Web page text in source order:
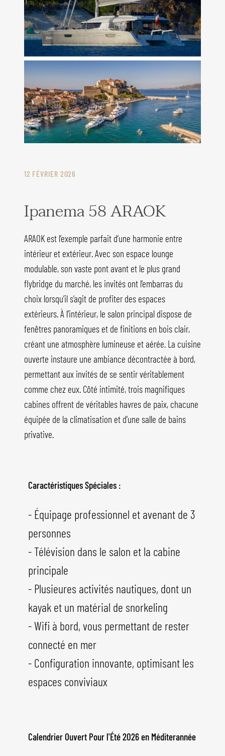
12 FÉVRIER 2026
Ipanema 58 ARAOK
ARAOK est l’exemple parfait d’une harmonie entre
intérieur et extérieur. Avec son espace lounge
modulable, son vaste pont avant et le plus grand
flybridge du marché, les invités ont l’embarras du
choix lorsqu’il s’agit de profiter des espaces
extérieurs. À l’intérieur, le salon principal dispose de
fenêtres panoramiques et de finitions en bois clair,
créant une atmosphère lumineuse et aérée. La cuisine
ouverte instaure une ambiance décontractée à bord,
permettant aux invités de se sentir véritablement
comme chez eux. Côté intimité, trois magnifiques
cabines offrent de véritables havres de paix, chacune
équipée de la climatisation et d'une salle de bains
privative.
Caractéristiques Spéciales :
- Équipage professionnel et avenant de 3
personnes
- Télévision dans le salon et la cabine
principale
- Plusieures activités nautiques, dont un
kayak et un matérial de snorkeling
- Wifi à bord, vous permettant de rester
connecté en mer
- Configuration innovante, optimisant les
espaces conviviaux
Calendrier Ouvert Pour l'Été 2026 en Méditerannée